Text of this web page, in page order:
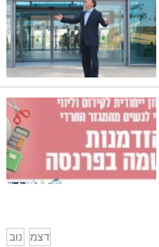
נוב
דצמ